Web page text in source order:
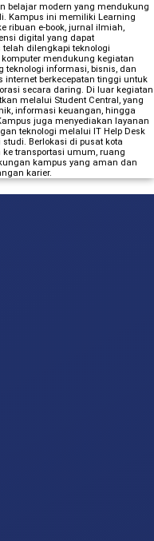
belajar modern yang mendukung
Kampus ini memiliki Learning
ribuan e-book, jurnal ilmiah,
digital yang dapat
dilengkapi teknologi
mendukung kegiatan
teknologi informasi, bisnis, dan
berkecepatan tinggi untuk
secara daring. Di luar kegiatan
melalui Student Central, yang
informasi keuangan, hingga
juga menyediakan layanan
teknologi melalui IT Help Desk
Berlokasi di pusat kota
transportasi umum, ruang
kampus yang aman dan
karier.